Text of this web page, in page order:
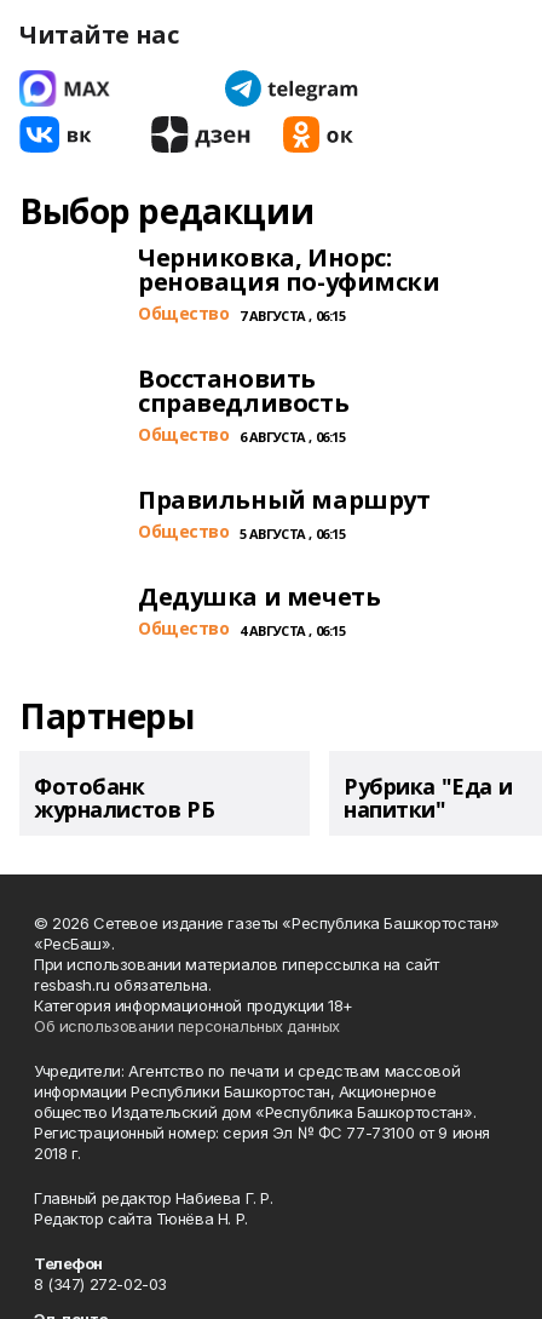
Читайте нас
Выбор редакции
Черниковка, Инорс:
реновация по-уфимски
Общество 7 АВГУСТА , 06:15
Восстановить
справедливость
Общество 6 АВГУСТА , 06:15
Правильный маршрут
Общество 5 АВГУСТА , 06:15
Дедушка и мечеть
Общество 4 АВГУСТА , 06:15
Партнеры
Фотобанк
журналистов РБ
Рубрика "Еда и
напитки"
© 2026 Сетевое издание газеты «Республика Башкортостан»
«РесБаш».
При использовании материалов гиперссылка на сайт
resbash.ru обязательна.
Категория информационной продукции 18+
Об использовании персональных данных
Учредители: Агентство по печати и средствам массовой
информации Республики Башкортостан, Акционерное
общество Издательский дом «Республика Башкортостан».
Регистрационный номер: серия Эл № ФС 77-73100 от 9 июня
2018 г.
Главный редактор Набиева Г. Р.
Редактор сайта Тюнёва Н. Р.
Телефон
8 (347) 272-02-03